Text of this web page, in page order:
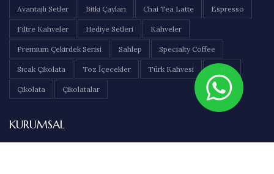
Avantajlı Setler Bitki Çayları Chai Tea Latte Espresso
Filtre Kahveler Hediye Setleri Kahveler
Premium Çekirdek Serisi Sahlep Specialty Coffee
Sıcak Çikolata Toz İçecekler Türk Kahvesi Çaylar
Çikolata Çikolatalar
KURUMSAL